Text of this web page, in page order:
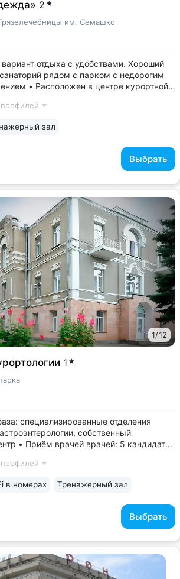
2
им. Семашко
отдыха с удобствами. Хороший
рядом с парком с недорогим
• Расположен в центре курортной
м). В 3-х минутах прогулки находится
Выбрать
зал
1/12
1
специализированные отделения
собственный
• Приём врачей врачей: 5 кандидатов
научного центра России в области
Выбрать
в номерах Тренажерный зал